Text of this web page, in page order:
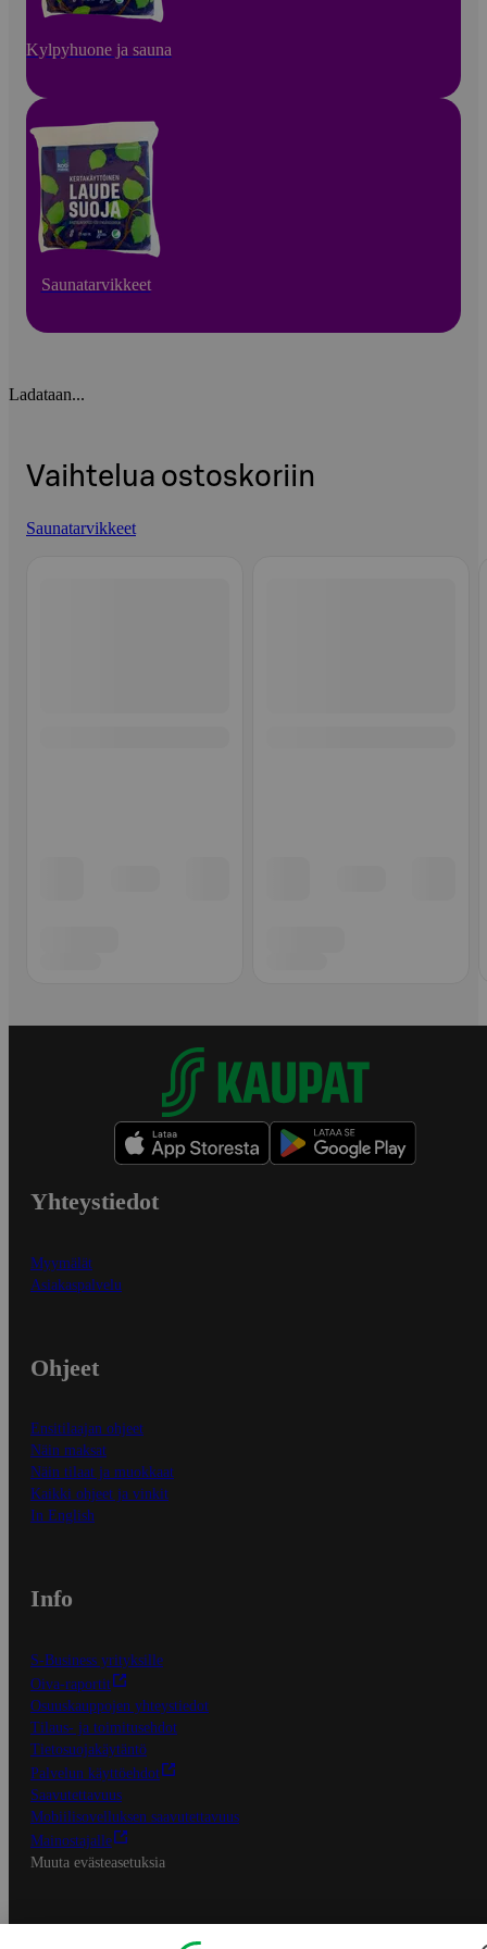
Kylpyhuone ja sauna
Saunatarvikkeet
Ladataan...
Vaihtelua ostoskoriin
Saunatarvikkeet
Yhteystiedot
Myymälät
Asiakaspalvelu
Ohjeet
Ensitilaajan ohjeet
Näin maksat
Näin tilaat ja muokkaat
Kaikki ohjeet ja vinkit
In English
Info
S-Business yrityksille
Oiva-raportit
Osuuskauppojen yhteystiedot
Tilaus- ja toimitusehdot
Tietosuojakäytäntö
Palvelun käyttöehdot
Saavutettavuus
Mobiilisovelluksen saavutettavuus
Mainostajalle
Muuta evästeasetuksia